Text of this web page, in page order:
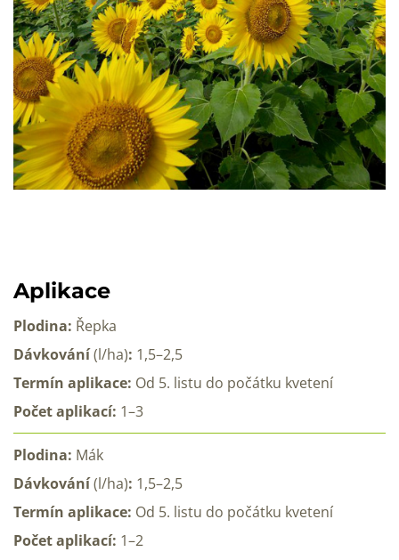
Aplikace
Plodina: Řepka
Dávkování(l/ha): 1,5–2,5
Termín aplikace: Od 5. listu do počátku kvetení
Počet aplikací: 1–3
Plodina: Mák
Dávkování(l/ha): 1,5–2,5
Termín aplikace: Od 5. listu do počátku kvetení
Počet aplikací: 1–2